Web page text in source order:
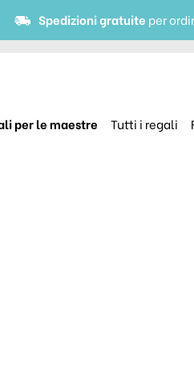
Spedizioni gratuite per
per le maestre Tutti i regali